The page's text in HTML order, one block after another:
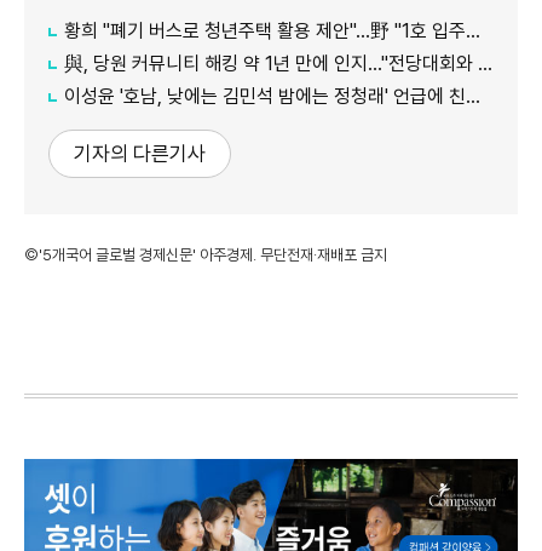
황희 "폐기 버스로 청년주택 활용 제안"…野 "1호 입주하라"
與, 당원 커뮤니티 해킹 약 1년 만에 인지…"전당대회와 무관"
이성윤 '호남, 낮에는 김민석 밤에는 정청래' 언급에 친명계 반발…"한심한 수준"
기자의 다른기사
©'5개국어 글로벌 경제신문' 아주경제. 무단전재·재배포 금지